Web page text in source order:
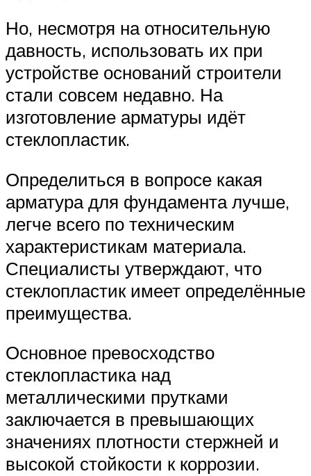
Но, несмотря на относительную
давность, использовать их при
устройстве оснований строители
стали совсем недавно. На
изготовление арматуры идёт
стеклопластик.
Определиться в вопросе какая
арматура для фундамента лучше,
легче всего по техническим
характеристикам материала.
Специалисты утверждают, что
стеклопластик имеет определённые
преимущества.
Основное превосходство
стеклопластика над
металлическими прутками
заключается в превышающих
значениях плотности стержней и
высокой стойкости к коррозии.